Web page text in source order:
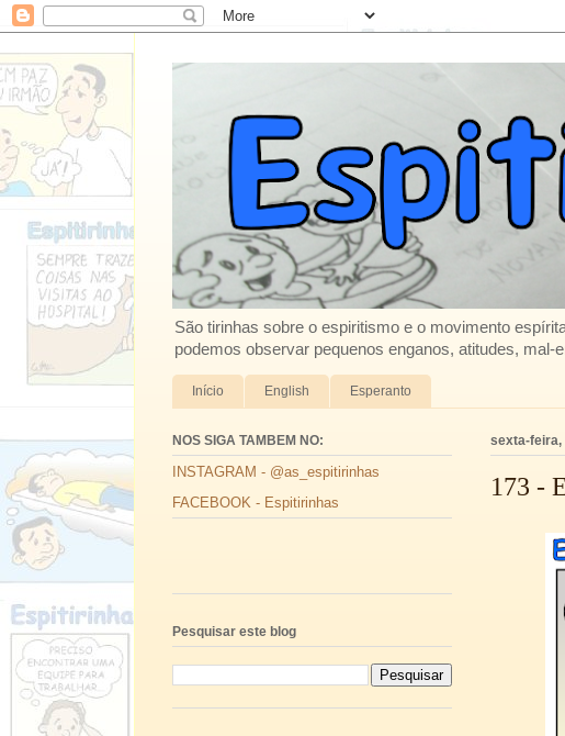
São tirinhas sobre o espiritismo e o movimento
podemos observar pequenos enganos, atitudes,
Início English Esperanto
sexta-feira,
173 -
NOS SIGA TAMBEM NO:
INSTAGRAM - @as_espitirinhas
FACEBOOK - Espitirinhas
Pesquisar este blog